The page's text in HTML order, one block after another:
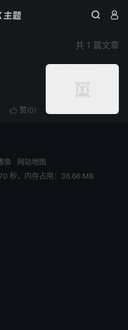
 
共 1 篇文章
 赞(0)
鱼
网站地图
秒，内存占用：36.66 MB